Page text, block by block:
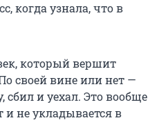
когда узнала, что в
который вершит
своей вине или нет —
сбил и уехал. Это вообще
и не укладывается в